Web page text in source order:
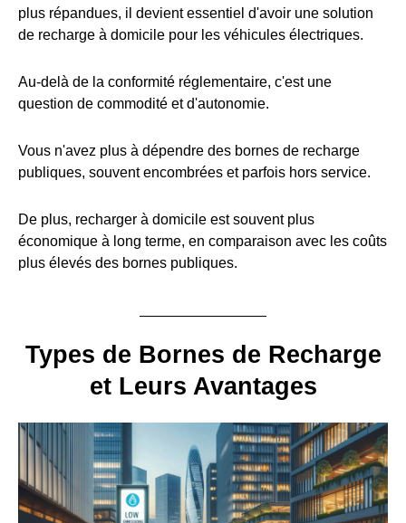
plus répandues, il devient essentiel d'avoir une solution
de recharge à domicile pour les véhicules électriques.
Au-delà de la conformité réglementaire, c'est une
question de commodité et d'autonomie.
Vous n'avez plus à dépendre des bornes de recharge
publiques, souvent encombrées et parfois hors service.
De plus, recharger à domicile est souvent plus
économique à long terme, en comparaison avec les coûts
plus élevés des bornes publiques.
Types de Bornes de Recharge
et Leurs Avantages